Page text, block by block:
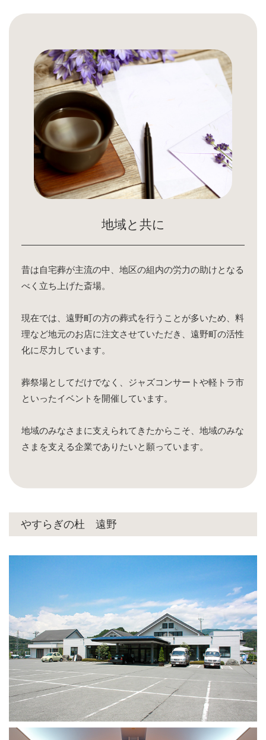
地域と共に
昔は自宅葬が主流の中、地区の組内の労力の助けとなる
べく立ち上げた斎場。
現在では、遠野町の方の葬式を行うことが多いため、料
理など地元のお店に注文させていただき、遠野町の活性
化に尽力しています。
葬祭場としてだけでなく、ジャズコンサートや軽トラ市
といったイベントを開催しています。
地域のみなさまに支えられてきたからこそ、地域のみな
さまを支える企業でありたいと願っています。
やすらぎの杜 遠野